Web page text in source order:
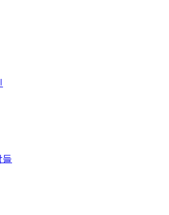
들